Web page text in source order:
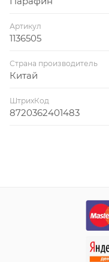
Артикул
1136505
Страна производитель
Китай
ШтрихКод
8720362401483